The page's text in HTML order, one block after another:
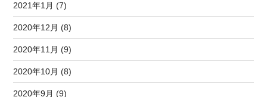
2021年1月 (7)
2020年12月 (8)
2020年11月 (9)
2020年10月 (8)
2020年9月 (9)